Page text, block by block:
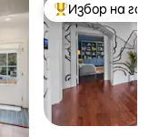
Най-популярен
Избор на